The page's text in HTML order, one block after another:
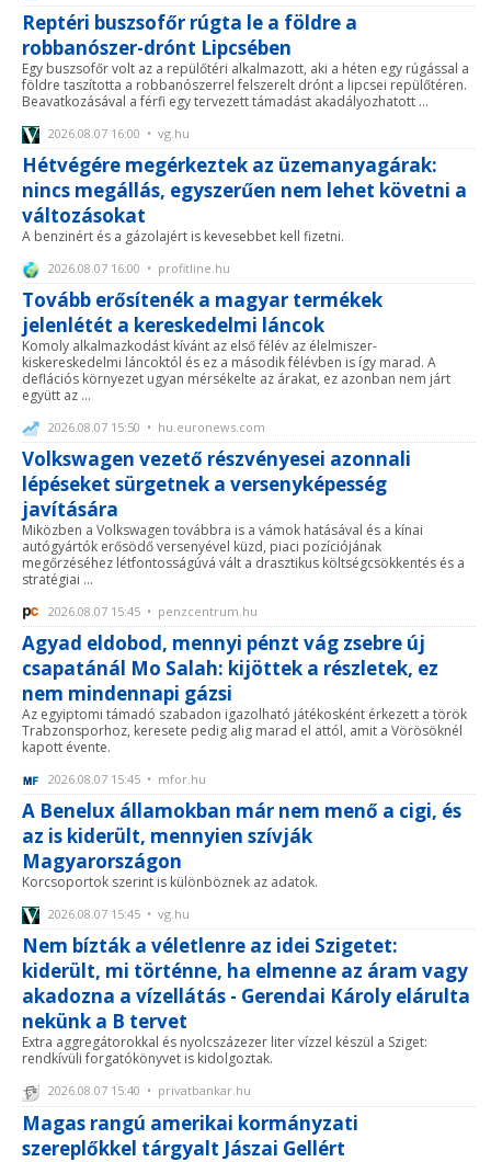
Reptéri buszsofőr rúgta le a földre a
robbanószer-drónt Lipcsében
Egy buszsofőr volt az a repülőtéri alkalmazott, aki a héten egy rúgással a
földre taszította a robbanószerrel felszerelt drónt a lipcsei repülőtéren.
Beavatkozásával a férfi egy tervezett támadást akadályozhatott ...
2026.08.07 16:00 • vg.hu
Hétvégére megérkeztek az üzemanyagárak:
nincs megállás, egyszerűen nem lehet követni a
változásokat
A benzinért és a gázolajért is kevesebbet kell fizetni.
2026.08.07 16:00 • profitline.hu
Tovább erősítenék a magyar termékek
jelenlétét a kereskedelmi láncok
Komoly alkalmazkodást kívánt az első félév az élelmiszer-
kiskereskedelmi láncoktól és ez a második félévben is így marad. A
deflációs környezet ugyan mérsékelte az árakat, ez azonban nem járt
együtt az ...
2026.08.07 15:50 • hu.euronews.com
Volkswagen vezető részvényesei azonnali
lépéseket sürgetnek a versenyképesség
javítására
Miközben a Volkswagen továbbra is a vámok hatásával és a kínai
autógyártók erősödő versenyével küzd, piaci pozíciójának
megőrzéséhez létfontosságúvá vált a drasztikus költségcsökkentés és a
stratégiai ...
2026.08.07 15:45 • penzcentrum.hu
Agyad eldobod, mennyi pénzt vág zsebre új
csapatánál Mo Salah: kijöttek a részletek, ez
nem mindennapi gázsi
Az egyiptomi támadó szabadon igazolható játékosként érkezett a török
Trabzonsporhoz, keresete pedig alig marad el attól, amit a Vörösöknél
kapott évente.
2026.08.07 15:45 • mfor.hu
A Benelux államokban már nem menő a cigi, és
az is kiderült, mennyien szívják
Magyarországon
Korcsoportok szerint is különböznek az adatok.
2026.08.07 15:45 • vg.hu
Nem bízták a véletlenre az idei Szigetet:
kiderült, mi történne, ha elmenne az áram vagy
akadozna a vízellátás - Gerendai Károly elárulta
nekünk a B tervet
Extra aggregátorokkal és nyolcszázezer liter vízzel készül a Sziget:
rendkívüli forgatókönyvet is kidolgoztak.
2026.08.07 15:40 • privatbankar.hu
Magas rangú amerikai kormányzati
szereplőkkel tárgyalt Jászai Gellért